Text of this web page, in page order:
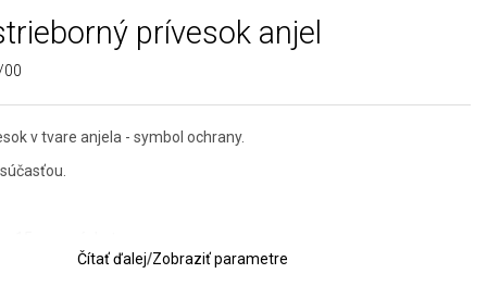
prívesok anjel
00
v tvare anjela - symbol ochrany.
súčasťou.
Čítať ďalej/Zobraziť parametre